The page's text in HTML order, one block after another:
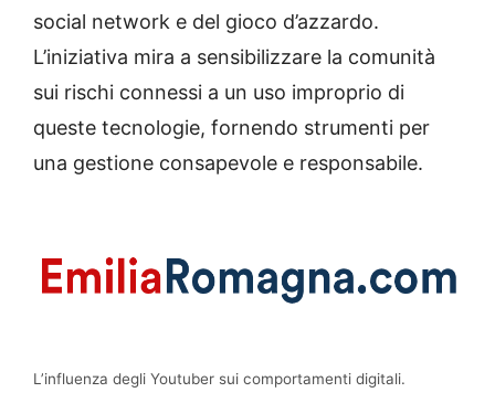
social network e del gioco d’azzardo.
L’iniziativa mira a sensibilizzare la comunità
sui rischi connessi a un uso improprio di
queste tecnologie, fornendo strumenti per
una gestione consapevole e responsabile.
L’influenza degli Youtuber sui comportamenti digitali.